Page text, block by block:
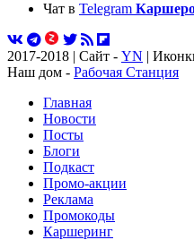
Чат в Telegram
2017-2018 | Сайт - YN |
Наш дом - Рабочая Станция
Главная
Новости
Посты
Блоги
Подкаст
Промо-акции
Реклама
Промокоды
Каршеринг